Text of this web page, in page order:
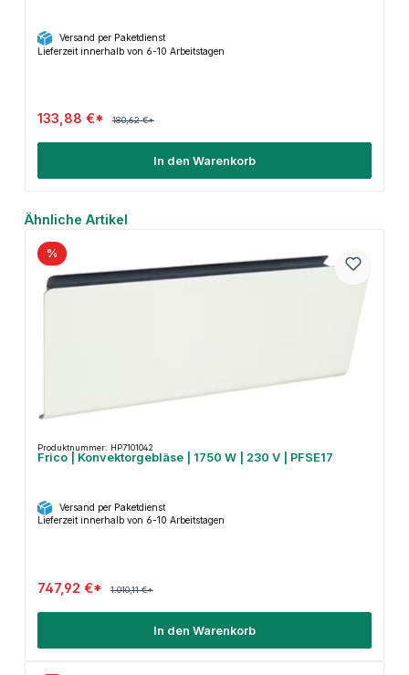
Versand per Paketdienst
Lieferzeit innerhalb von 6-10 Arbeitstagen
133,88 €* 180,62 €*
In den Warenkorb
Produktgalerie überspringen
Ähnliche Artikel
%
Produktnummer: HP7101042
Frico | Konvektorgebläse | 1750 W | 230 V | PFSE17
Versand per Paketdienst
Lieferzeit innerhalb von 6-10 Arbeitstagen
747,92 €* 1.010,11 €*
In den Warenkorb